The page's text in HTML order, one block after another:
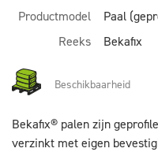
Productmodel
Paal
Reeks
Bekafix
Beschikbaarheid
Bekafix® palen zijn
verzinkt met eigen